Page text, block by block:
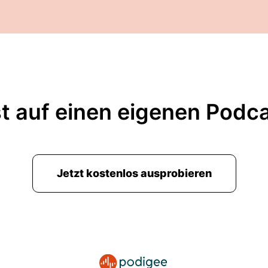
auf einen eigenen
Jetzt kostenlos ausprobieren